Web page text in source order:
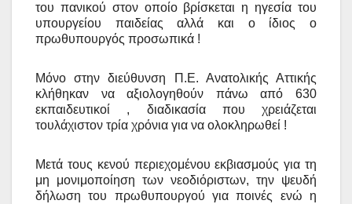
του πανικού στον οποίο βρίσκεται η ηγεσία του
υπουργείου παιδείας αλλά και ο ίδιος ο
πρωθυπουργός προσωπικά !
Μόνο στην διεύθυνση Π.Ε. Ανατολικής Αττικής
κλήθηκαν να αξιολογηθούν πάνω από 630
εκπαιδευτικοί , διαδικασία που χρειάζεται
τουλάχιστον τρία χρόνια για να ολοκληρωθεί !
Μετά τους κενού περιεχομένου εκβιασμούς για τη
μη μονιμοποίηση των νεοδιόριστων, την ψευδή
δήλωση του πρωθυπουργού για ποινές ενώ η